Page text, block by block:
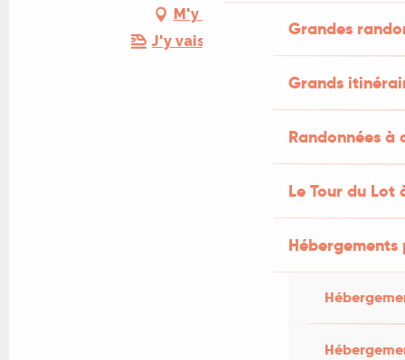
Grandes
Grands
Randonnées
Le Tour du Lot
M'y rendre
J'y vais en train !